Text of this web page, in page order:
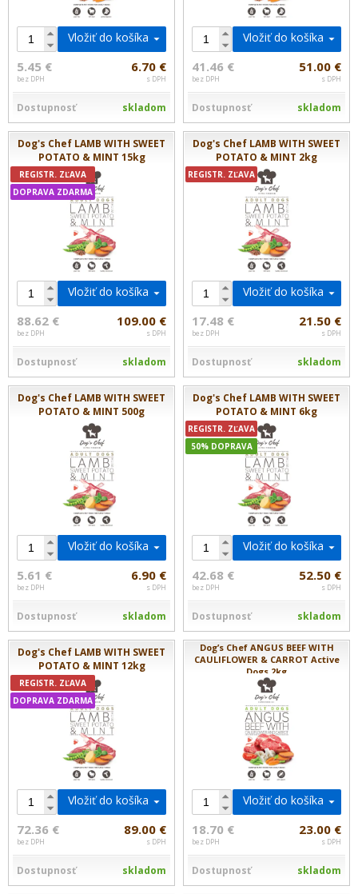
Vložiť do košíka
5.45 €
bez DPH
6.70 €
s DPH
Dostupnosť skladom
Vložiť do košíka
41.46 €
bez DPH
51.00 €
s DPH
Dostupnosť skladom
Dog's Chef LAMB WITH SWEET
POTATO & MINT 15kg
REGISTR. ZĽAVA
DOPRAVA ZDARMA
Vložiť do košíka
88.62 €
bez DPH
109.00 €
s DPH
Dostupnosť skladom
Dog's Chef LAMB WITH SWEET
POTATO & MINT 2kg
REGISTR. ZĽAVA
Vložiť do košíka
17.48 €
bez DPH
21.50 €
s DPH
Dostupnosť skladom
Dog's Chef LAMB WITH SWEET
POTATO & MINT 500g
Vložiť do košíka
5.61 €
bez DPH
6.90 €
s DPH
Dostupnosť skladom
Dog's Chef LAMB WITH SWEET
POTATO & MINT 6kg
REGISTR. ZĽAVA
50% DOPRAVA
Vložiť do košíka
42.68 €
bez DPH
52.50 €
s DPH
Dostupnosť skladom
Dog's Chef LAMB WITH SWEET
POTATO & MINT 12kg
REGISTR. ZĽAVA
DOPRAVA ZDARMA
Vložiť do košíka
72.36 €
bez DPH
89.00 €
s DPH
Dostupnosť skladom
Dog’s Chef ANGUS BEEF WITH
CAULIFLOWER & CARROT Active
Dogs 2kg
Vložiť do košíka
18.70 €
bez DPH
23.00 €
s DPH
Dostupnosť skladom